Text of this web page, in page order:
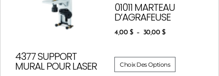
4377 SUPPORT
MURAL POUR LASER
01011 MARTEAU
D’AGRAFEUSE
4,00 $ – 30,00 $
Choix Des Options